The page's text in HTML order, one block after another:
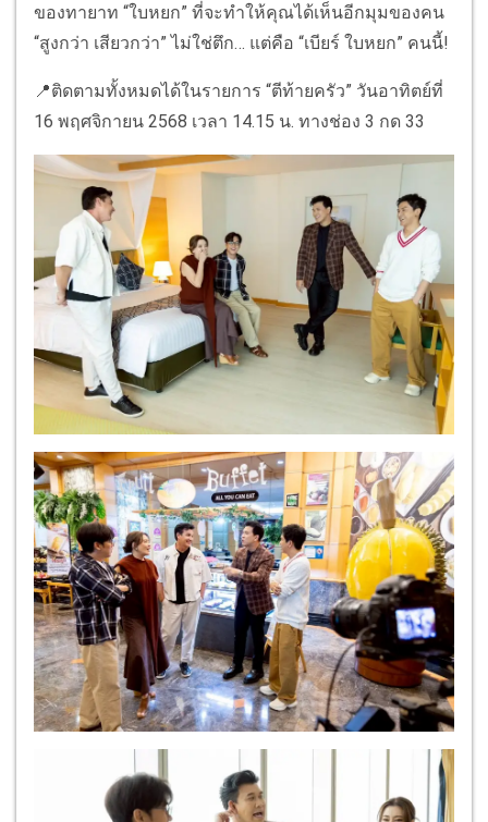
ของทายาท “ใบหยก” ที่จะทำให้คุณได้เห็นอีกมุมของคน
“สูงกว่า เสียวกว่า” ไม่ใช่ตึก… แต่คือ “เบียร์ ใบหยก” คนนี้!
📍ติดตามทั้งหมดได้ในรายการ “ตีท้ายครัว” วันอาทิตย์ที่
16 พฤศจิกายน 2568 เวลา 14.15 น. ทางช่อง 3 กด 33